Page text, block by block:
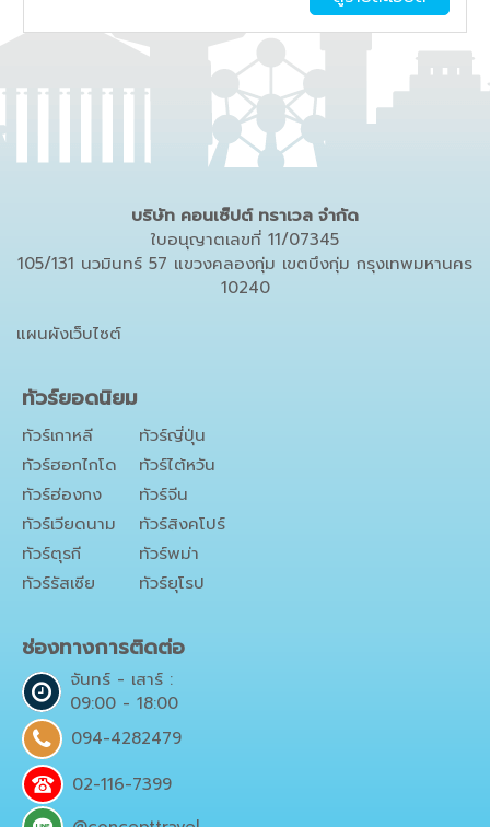
บริษัท คอนเซ็ปต์ ทราเวล จำกัด
ใบอนุญาตเลขที่ 11/07345
105/131 นวมินทร์ 57 แขวงคลองกุ่ม เขตบึงกุ่ม กรุงเทพมหานคร
10240
แผนผังเว็บไซต์
ทัวร์ยอดนิยม
ทัวร์เกาหลี
ทัวร์ฮอกไกโด
ทัวร์ฮ่องกง
ทัวร์เวียดนาม
ทัวร์ตุรกี
ทัวร์รัสเซีย
ทัวร์ญี่ปุ่น
ทัวร์ไต้หวัน
ทัวร์จีน
ทัวร์สิงคโปร์
ทัวร์พม่า
ทัวร์ยุโรป
ช่องทางการติดต่อ
จันทร์ - เสาร์ :
09:00 - 18:00
094-4282479
02-116-7399